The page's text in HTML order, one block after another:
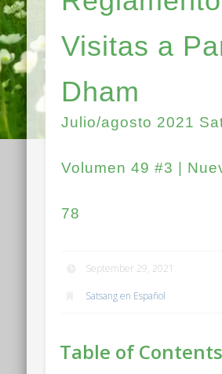
Visitas a
Dham
Julio/agosto 2021
Volumen 49 #3 |
78
September 29, 2021
Satsang en Español
Table of Contents